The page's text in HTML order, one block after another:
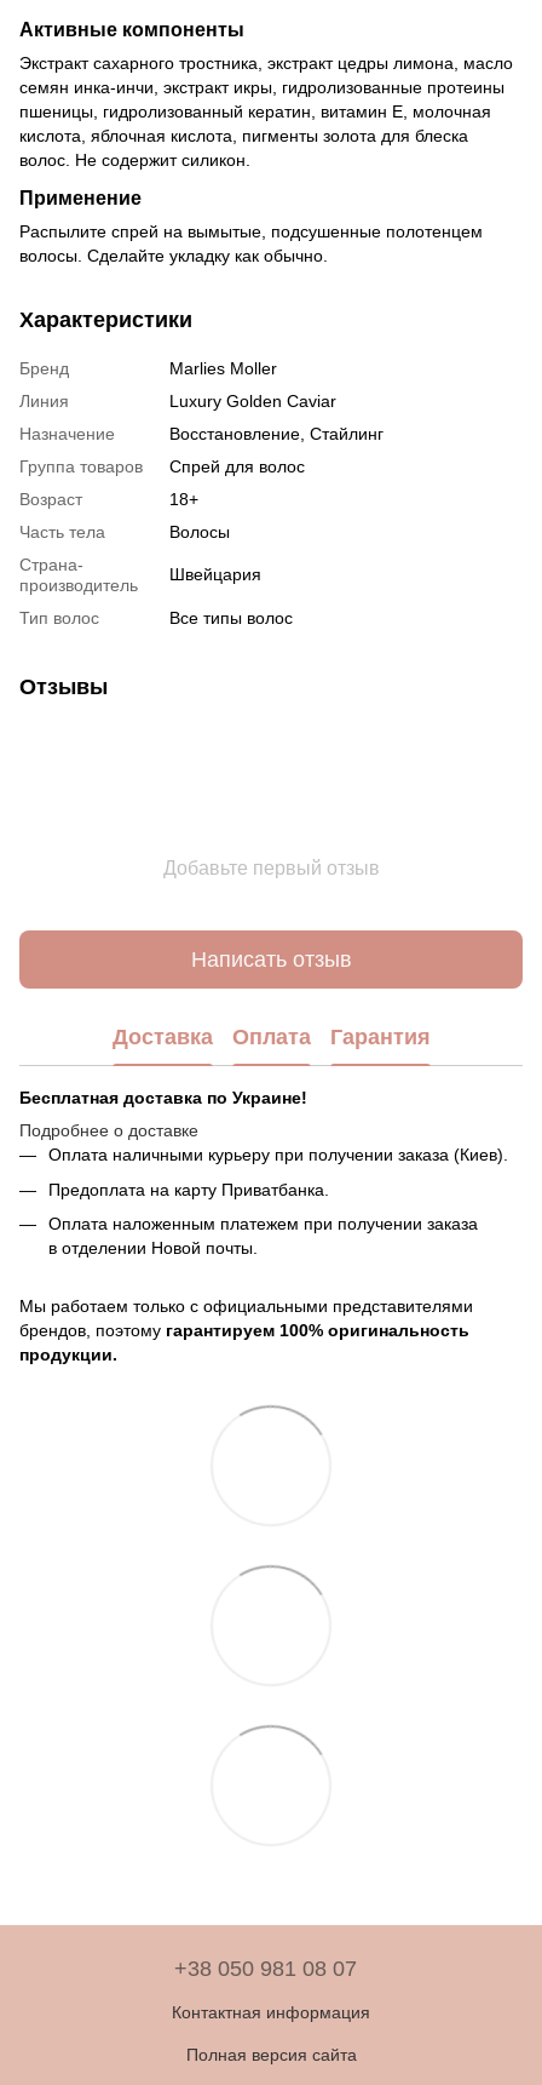
Активные компоненты
Экстракт сахарного тростника, экстракт цедры лимона, масло
семян инка-инчи, экстракт икры, гидролизованные протеины
пшеницы, гидролизованный кератин, витамин Е, молочная
кислота, яблочная кислота, пигменты золота для блеска
волос. Не содержит силикон.
Применение
Распылите спрей на вымытые, подсушенные полотенцем
волосы. Сделайте укладку как обычно.
Характеристики
Бренд
Marlies Moller
Линия
Luxury Golden Caviar
Назначение
Восстановление, Стайлинг
Группа товаров
Спрей для волос
Возраст
18+
Часть тела
Волосы
Страна-
производитель
Швейцария
Тип волос Все типы волос
Отзывы
Добавьте первый отзыв
Написать отзыв
Доставка Оплата Гарантия
Бесплатная доставка по Украине!
Подробнее о доставке
Оплата наличными курьеру при получении заказа (Киев).
Предоплата на карту Приватбанка.
Оплата наложенным платежем при получении заказа
в отделении Новой почты.
Мы работаем только с официальными представителями
брендов, поэтому гарантируем 100% оригинальность
продукции.
+38 050 981 08 07
Контактная информация
Полная версия сайта